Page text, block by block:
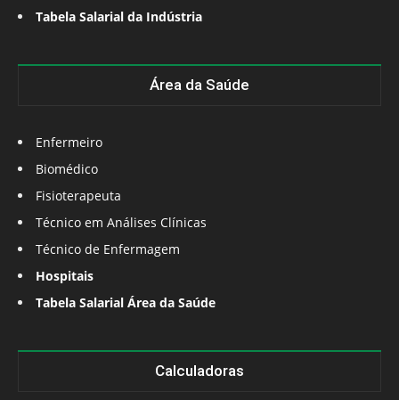
Tabela Salarial da Indústria
Área da Saúde
Enfermeiro
Biomédico
Fisioterapeuta
Técnico em Análises Clínicas
Técnico de Enfermagem
Hospitais
Tabela Salarial Área da Saúde
Calculadoras